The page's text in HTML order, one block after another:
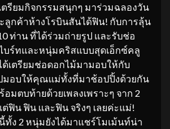
ตรียมกิจกรรมสนุกๆ มาร่วมฉลองวัน
ลูกค้าห้างโรบินสันได้ฟิน! กับการลุ้น
ท่าน ที่ได้ร่วมถ่ายรูป และรับช่อ
บร์ทและหนุ่มคริสแบบสุดเอ็กซ์คลู
เตรียมช่อดอกไม้มามอบให้กับ
มอบให้คุณแม่ทั้งที่มาช้อปปิ้งด้วยกัน
มตบท้ายด้วยเพลงเพราะๆ จาก 2
ฟิน ฟิน และฟิน จริงๆ เลยค่ะแม่!
นุ่มยังได้มาแชร์โมเม้นท์น่า